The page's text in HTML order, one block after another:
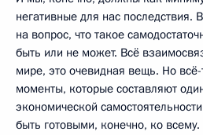
негативные для нас последствия.
на вопрос, что такое
быть или не может. Всё
мире, это очевидная вещь. Но
моменты, которые составляют
экономической
быть готовыми, конечно, ко всему.